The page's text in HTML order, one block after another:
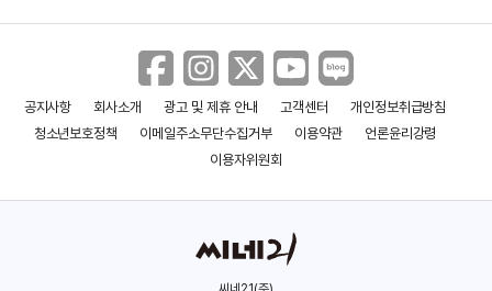
스푸어 해피 어게인
공지사항 회사소개 광고 및 제휴 안내 고객센터
개인정보취급방침
청소년보호정책
이메일주소무단수집거부 이용약관
언론윤리강령
이용자위원회